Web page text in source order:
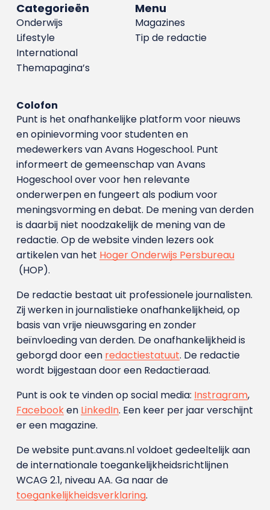
Menu
Magazines
Tip de redactie
Categorieën
Onderwijs
Lifestyle
International
Themapagina’s
Colofon
Punt is het onafhankelijke platform voor nieuws
en opinievorming voor studenten en
medewerkers van Avans Hoge­school. Punt
informeert de gemeenschap van Avans
Hogeschool over voor hen relevante
onderwerpen en fungeert als podium voor
meningsvorming en debat. De mening van derden
is daarbij niet noodzakelijk de mening van de
redactie. Op de website vinden lezers ook
artikelen van het Hoger Onderwijs Persbureau
(HOP).
De redactie bestaat uit professionele journalisten.
Zij werken in journalistieke onafhankelijkheid, op
basis van vrije nieuwsgaring en zonder
beïnvloeding van derden. De onafhankelijkheid is
geborgd door een redactiestatuut. De redactie
wordt bijgestaan door een Redactieraad.
Punt is ook te vinden op social media: Instragram,
Facebooken LinkedIn. Een keer per jaar verschijnt
er een magazine.
De website punt.avans.nl voldoet gedeeltelijk aan
de internationale toegankelijkheidsrichtlijnen
WCAG 2.1, niveau AA. Ga naar de
toegankelijkheidsverklaring.